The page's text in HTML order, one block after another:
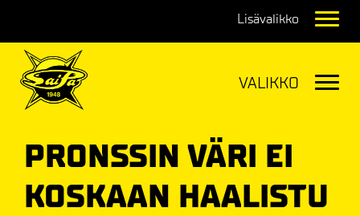
PRONSSIN VÄRI EI
KOSKAAN HAALISTU